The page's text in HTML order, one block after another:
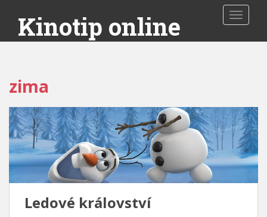
Toggle
Kinotip online
zima
Ledové království